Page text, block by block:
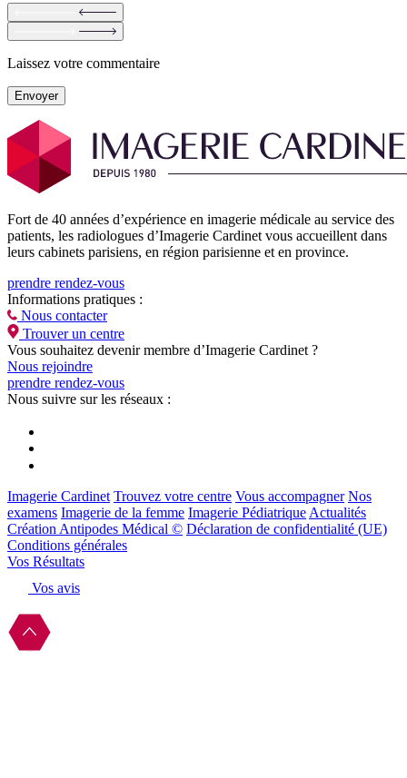
Laissez votre commentaire
Envoyer
Fort de 40 années d’expérience en imagerie médicale au service des
patients, les radiologues d’Imagerie Cardinet vous accueillent dans
leurs cabinets parisiens, en région parisienne et en province.
prendre rendez-vous
Informations pratiques :
Nous contacter
Trouver un centre
Vous souhaitez devenir membre d’Imagerie Cardinet ?
Nous rejoindre
prendre rendez-vous
Nous suivre sur les réseaux :
Imagerie Cardinet Trouvez votre centre Vous accompagner Nos
examens Imagerie de la femme Imagerie Pédiatrique Actualités
Création Antipodes Médical © Déclaration de confidentialité (UE)
Conditions générales
Vos Résultats
Vos avis